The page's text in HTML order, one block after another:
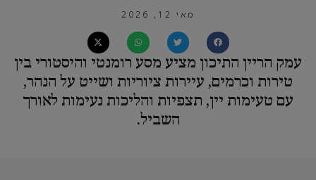
מאי 12, 2026
עמק הריין התיכון מציע מסע רומנטי והיסטורי בין
טירות וכרמים, עיירות ציוריות ושייט על הנהר,
עם טעימות יין, תצפיות והליכות נעימות לאורך
השביל.